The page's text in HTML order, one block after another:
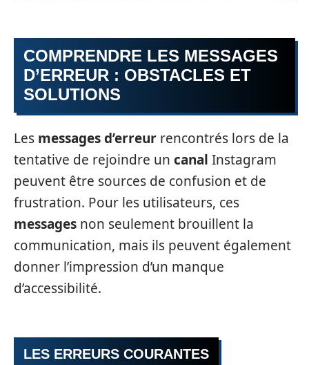
COMPRENDRE LES MESSAGES
D’ERREUR : OBSTACLES ET
SOLUTIONS
Les messages d’erreur rencontrés lors de la
tentative de rejoindre un canal Instagram
peuvent être sources de confusion et de
frustration. Pour les utilisateurs, ces
messages non seulement brouillent la
communication, mais ils peuvent également
donner l’impression d’un manque
d’accessibilité.
LES ERREURS COURANTES